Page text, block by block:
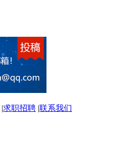
|求职招聘 |联系我们